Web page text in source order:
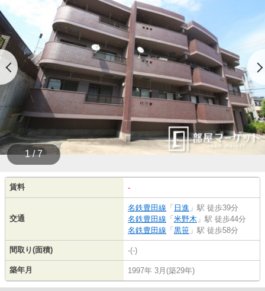
1 / 7
賃料 -
交通
名鉄豊田線 「 日進 」駅 徒歩39分
名鉄豊田線 「 米野木 」駅 徒歩44分
名鉄豊田線 「 黒笹 」駅 徒歩58分
間取り(面積) -(-)
築年月 1997年 3月(築29年)